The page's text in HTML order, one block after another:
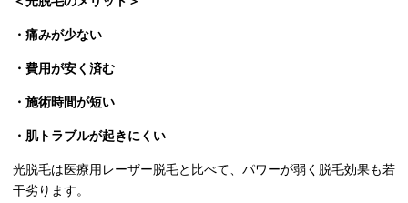
・痛みが少ない
・費用が安く済む
・施術時間が短い
・肌トラブルが起きにくい
光脱毛は医療用レーザー脱毛と比べて、パワーが弱く脱毛効果も若
干劣ります。